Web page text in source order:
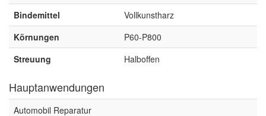
(3)
Spectral
(5)
StarChem
(1)
Sundstrom
Troton
Wibeco
Bindemittel
Vollkunstharz
Körnungen
P60-P800
Streuung
Halboffen
Hauptanwendungen
Automobil Reparatur